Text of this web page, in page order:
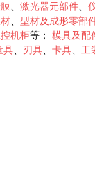
激光器元部件
型材及成形零部
机柜等； 模具及配
具 刃具 卡具 工